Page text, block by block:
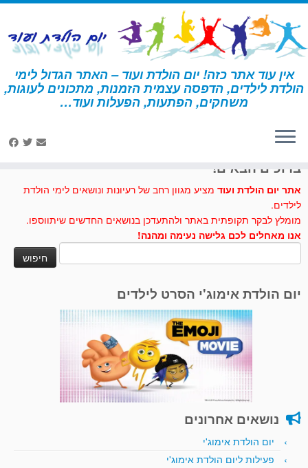
דלג
לתוכן
אין עוד אתר כזה! יום הולדת ועוד – האתר הגדול לימי
הולדת לילדים, הדפסה עצמית הזמנות, מתכונים לעוגות,
משחקים, הפתעות, הפעלות ועוד… דף הבית » ילדה אסקימואית
ברוכים הבאים!
אתר יום הולדת ועוד מציע מגוון רחב של רעיונות ונושאים לימי הולדת
לילדים.
מומלץ לבקר תקופתית באתר ולהתעדכן בנושאים החדשים שיתווספו.
אנו מאחלים לכם גלישה נעימה ומהנה!
יום הולדת אימוג'י הסרט לילדים
נושאים אחרונים
יום הולדת אימוג'י
פעילות ליום הולדת אימוג'י